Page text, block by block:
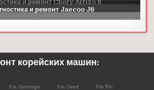
корейских машин:
Kia Sportage Kia Ceed Kia Rio